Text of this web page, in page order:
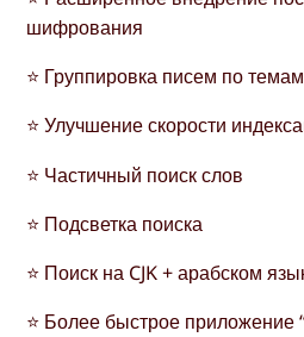
шифрования
⭐ Группировка писем по темам
⭐ Улучшение скорости
⭐ Частичный поиск слов
⭐ Подсветка поиска
⭐ Поиск на CJK + арабском
⭐ Более быстрое приложение